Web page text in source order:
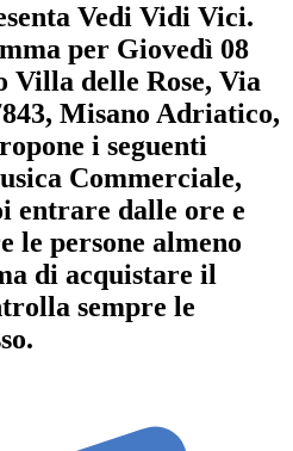
Vedi Vidi Vici.
per Giovedì 08
Villa delle Rose, Via
Misano Adriatico,
i seguenti
Commerciale,
entrare dalle ore e
le persone almeno
di acquistare il
sempre le
.